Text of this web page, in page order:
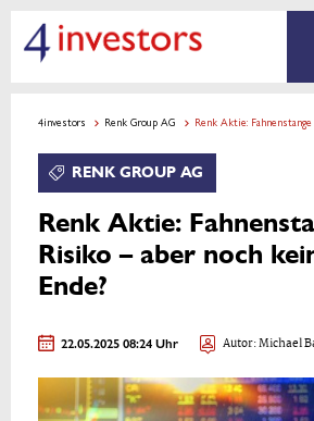
4investors Renk Group AG Renk Aktie: Fahnenstange mit
RENK GROUP AG
Renk Aktie:
Risiko – aber noch
Ende?
22.05.2025 08:24 Uhr Autor:Michael